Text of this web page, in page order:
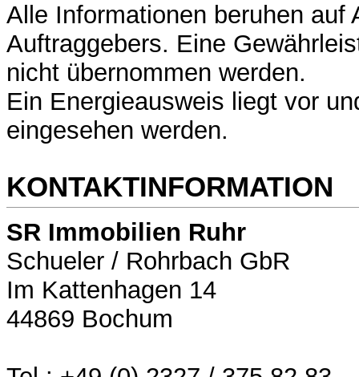
Alle Informationen beruhen auf
Auftraggebers. Eine
nicht übernommen werden.
Ein Energieausweis liegt vor
eingesehen werden.
KONTAKTINFORMATION
SR Immobilien Ruhr
Schueler / Rohrbach GbR
Im Kattenhagen 14
44869 Bochum